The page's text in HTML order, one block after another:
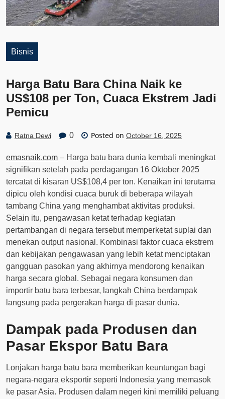
Bisnis
Harga Batu Bara China Naik ke
US$108 per Ton, Cuaca Ekstrem Jadi
Pemicu
Ratna Dewi 0 Posted on October 16, 2025
emasnaik.com – Harga batu bara dunia kembali meningkat
signifikan setelah pada perdagangan 16 Oktober 2025
tercatat di kisaran US$108,4 per ton. Kenaikan ini terutama
dipicu oleh kondisi cuaca buruk di beberapa wilayah
tambang China yang menghambat aktivitas produksi.
Selain itu, pengawasan ketat terhadap kegiatan
pertambangan di negara tersebut memperketat suplai dan
menekan output nasional. Kombinasi faktor cuaca ekstrem
dan kebijakan pengawasan yang lebih ketat menciptakan
gangguan pasokan yang akhirnya mendorong kenaikan
harga secara global. Sebagai negara konsumen dan
importir batu bara terbesar, langkah China berdampak
langsung pada pergerakan harga di pasar dunia.
Dampak pada Produsen dan
Pasar Ekspor Batu Bara
Lonjakan harga batu bara memberikan keuntungan bagi
negara-negara eksportir seperti Indonesia yang memasok
ke pasar Asia. Produsen dalam negeri kini memiliki peluang